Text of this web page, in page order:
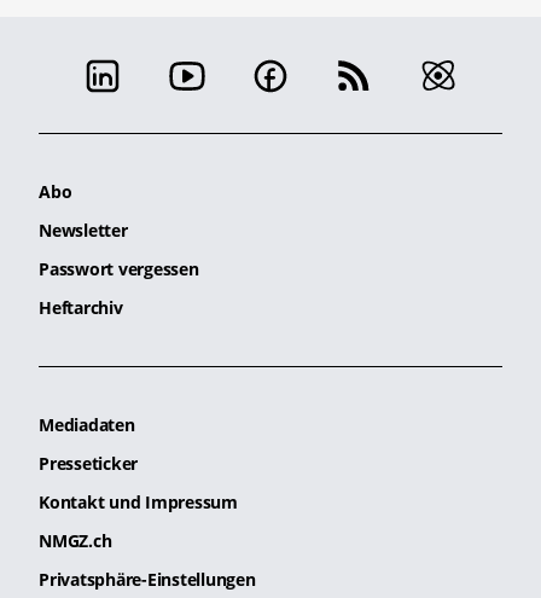
Abo
Newsletter
Passwort vergessen
Heftarchiv
Mediadaten
Presseticker
Kontakt und Impressum
NMGZ.ch
Privatsphäre-Einstellungen